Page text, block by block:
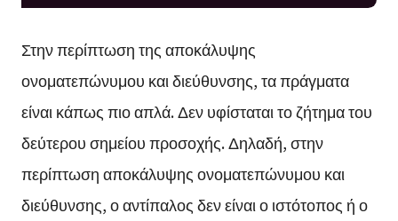
Στην περίπτωση της αποκάλυψης
ονοματεπώνυμου και διεύθυνσης, τα πράγματα
είναι κάπως πιο απλά. Δεν υφίσταται το ζήτημα του
δεύτερου σημείου προσοχής. Δηλαδή, στην
περίπτωση αποκάλυψης ονοματεπώνυμου και
διεύθυνσης, ο αντίπαλος δεν είναι ο ιστότοπος ή ο